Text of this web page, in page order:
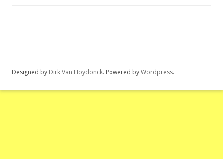
Designed by Dirk Van Hoydonck. Powered byWordpress.